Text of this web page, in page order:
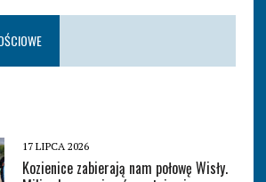
17 LIPCA 2026
Kozienice zabierają nam połowę Wisły.